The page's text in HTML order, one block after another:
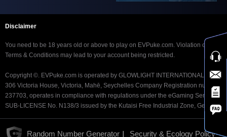
$10 奥马哈迷 7:40 $10 $250
$20 奥马哈迷快速赛 8:40 $20
$2.10 奥马哈迷赏金
8:40 $2.10 $150
9:40 $84 $1,250
Disclaimer
You need to be 18 years old or above to play on EVPuke.com. Violation of our
Terms & Conditions may lead to your account being restricted.
Copyright ©. EVPuke.com is operated by GLOWLIGHT INTERNATIONAL LTD.
306 Victoria House, Victoria, Mahē, Seychelles Company Registration number
237703, operates in compliance with regulations under the eGaming Service
SUB-LICENSE No. N138/3 issued by the Kutaisi Free Industrial Zone, Georgia.
Random Number Generator | Security & Ecology Policy